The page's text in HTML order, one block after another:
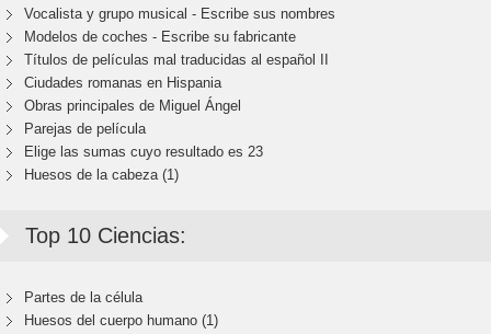
Vocalista y grupo musical - Escribe sus nombres
Modelos de coches - Escribe su fabricante
Títulos de películas mal traducidas al español II
Ciudades romanas en Hispania
Obras principales de Miguel Ángel
Parejas de película
Elige las sumas cuyo resultado es 23
Huesos de la cabeza (1)
Top 10 Ciencias:
Partes de la célula
Huesos del cuerpo humano (1)